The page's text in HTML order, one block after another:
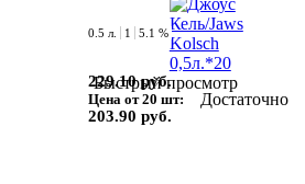
Быстрый просмотр
0.5 л. 1 5.1 %
229.10 руб.
Цена от 20 шт:
203.90 руб.
Достаточно